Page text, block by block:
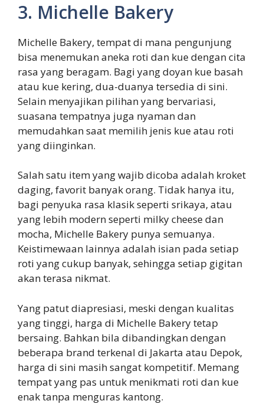
3. Michelle Bakery
Michelle Bakery, tempat di mana pengunjung
bisa menemukan aneka roti dan kue dengan cita
rasa yang beragam. Bagi yang doyan kue basah
atau kue kering, dua-duanya tersedia di sini.
Selain menyajikan pilihan yang bervariasi,
suasana tempatnya juga nyaman dan
memudahkan saat memilih jenis kue atau roti
yang diinginkan.
Salah satu item yang wajib dicoba adalah kroket
daging, favorit banyak orang. Tidak hanya itu,
bagi penyuka rasa klasik seperti srikaya, atau
yang lebih modern seperti milky cheese dan
mocha, Michelle Bakery punya semuanya.
Keistimewaan lainnya adalah isian pada setiap
roti yang cukup banyak, sehingga setiap gigitan
akan terasa nikmat.
Yang patut diapresiasi, meski dengan kualitas
yang tinggi, harga di Michelle Bakery tetap
bersaing. Bahkan bila dibandingkan dengan
beberapa brand terkenal di Jakarta atau Depok,
harga di sini masih sangat kompetitif. Memang
tempat yang pas untuk menikmati roti dan kue
enak tanpa menguras kantong.